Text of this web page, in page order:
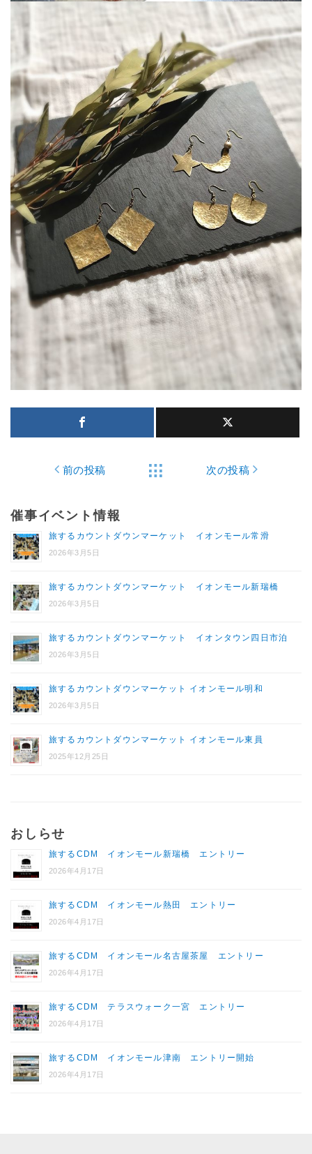
前の投稿 次の投稿
催事イベント情報
旅するカウントダウンマーケット イオンモール常滑
2026年3月5日
旅するカウントダウンマーケット イオンモール新瑞橋
2026年3月5日
旅するカウントダウンマーケット イオンタウン四日市泊
2026年3月5日
旅するカウントダウンマーケット イオンモール明和
2026年3月5日
旅するカウントダウンマーケット イオンモール東員
2025年12月25日
おしらせ
旅するCDM イオンモール新瑞橋 エントリー
2026年4月17日
旅するCDM イオンモール熱田 エントリー
2026年4月17日
旅するCDM イオンモール名古屋茶屋 エントリー
2026年4月17日
旅するCDM テラスウォーク一宮 エントリー
2026年4月17日
旅するCDM イオンモール津南 エントリー開始
2026年4月17日